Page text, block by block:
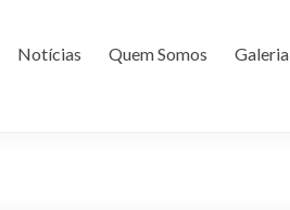
Notícias Quem Somos Galeria